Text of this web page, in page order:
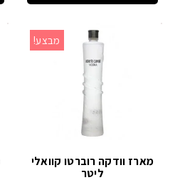
מבצע!
מארז וודקה רוברטו קוואלי
ליטר